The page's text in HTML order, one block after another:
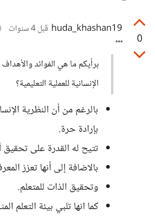
0
huda_khashan19 قبل 4 سنوات
برأيكم ما هي الفوائد
الإنسانية للعملية التعليمية؟
بالرغم من أن النظرية
بإرادة حرة.
تتيح له القدرة على
بالاضافة إلى أنها تعزز
وتحقيق الذات للمتعلم.
كما انها تلبي بيئة التعلم